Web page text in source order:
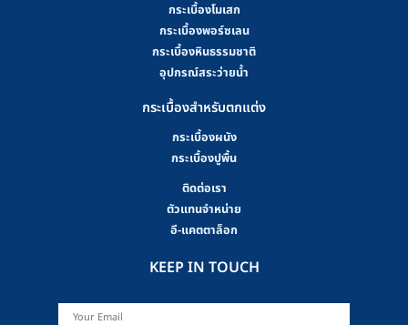
กระเบื้องโมเสก
กระเบื้องพอร์ซเลน
กระเบื้องหินธรรมชาติ
อุปกรณ์สระว่ายน้ำ
กระเบื้องสำหรับตกแต่ง
กระเบื้องผนัง
กระเบื้องปูพื้น
ติดต่อเรา
ตัวแทนจำหน่าย
อี-แคตตาล็อก
KEEP IN TOUCH